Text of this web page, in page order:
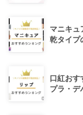
マニキュ
乾タイプ
口紅おす
プラ・デ